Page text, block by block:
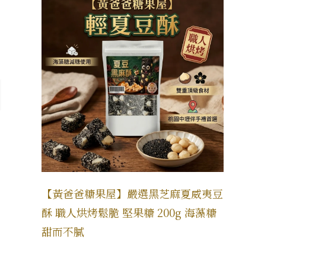
【黃爸爸糖果屋】嚴選黑芝麻夏威夷豆
酥 職人烘烤鬆脆 堅果糖 200g 海藻糖
甜而不膩